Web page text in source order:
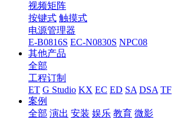
视频矩阵
按键式 触摸式
电源管理器
E-B0816S EC-N0830S NPC08
其他产品
全部
工程订制
ET G Studio KX EC ED SA DSA TF
案例
全部 演出 安装 娱乐 教育 微影